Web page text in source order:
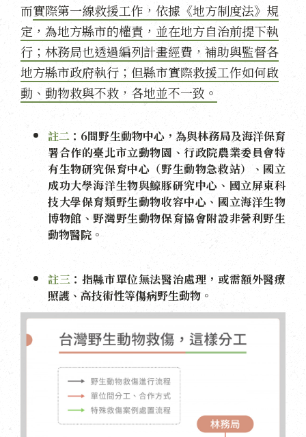
而實際第一線救援工作，依據《地方制度法》規
定，為地方縣市的權責，並在地方自治前提下執
行；林務局也透過編列計畫經費，補助與監督各
地方縣市政府執行；但縣市實際救援工作如何啟
動、動物救與不救，各地並不一致。
註二 ：6間野生動物中心，為與林務局及海洋保育
署合作的臺北市立動物園、行政院農業委員會特
有生物研究保育中心（野生動物急救站）、國立
成功大學海洋生物與鯨豚研究中心、國立屏東科
技大學保育類野生動物收容中心、國立海洋生物
博物館、野灣野生動物保育協會附設非營利野生
動物醫院。
註三 ：指縣市單位無法醫治處理，或需額外醫療
照護、高技術性等傷病野生動物。